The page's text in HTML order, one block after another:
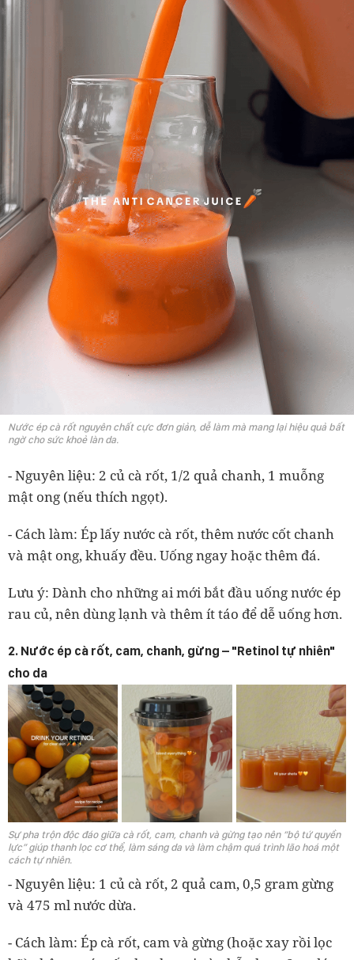
Nước ép cà rốt nguyên chất cực đơn giản, dễ làm mà mang lại hiệu quả bất
ngờ cho sức khoẻ làn da.
- Nguyên liệu: 2 củ cà rốt, 1/2 quả chanh, 1 muỗng
mật ong (nếu thích ngọt).
- Cách làm: Ép lấy nước cà rốt, thêm nước cốt chanh
và mật ong, khuấy đều. Uống ngay hoặc thêm đá.
Lưu ý: Dành cho những ai mới bắt đầu uống nước ép
rau củ, nên dùng lạnh và thêm ít táo để dễ uống hơn.
2. Nước ép cà rốt, cam, chanh, gừng – "Retinol tự nhiên"
cho da
Sự pha trộn độc đáo giữa cà rốt, cam, chanh và gừng tạo nên “bộ tứ quyền
lực” giúp thanh lọc cơ thể, làm sáng da và làm chậm quá trình lão hoá một
cách tự nhiên.
- Nguyên liệu: 1 củ cà rốt, 2 quả cam, 0,5 gram gừng
và 475 ml nước dừa.
- Cách làm: Ép cà rốt, cam và gừng (hoặc xay rồi lọc